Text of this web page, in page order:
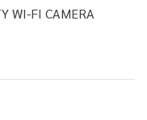
WI-FI CAMERA